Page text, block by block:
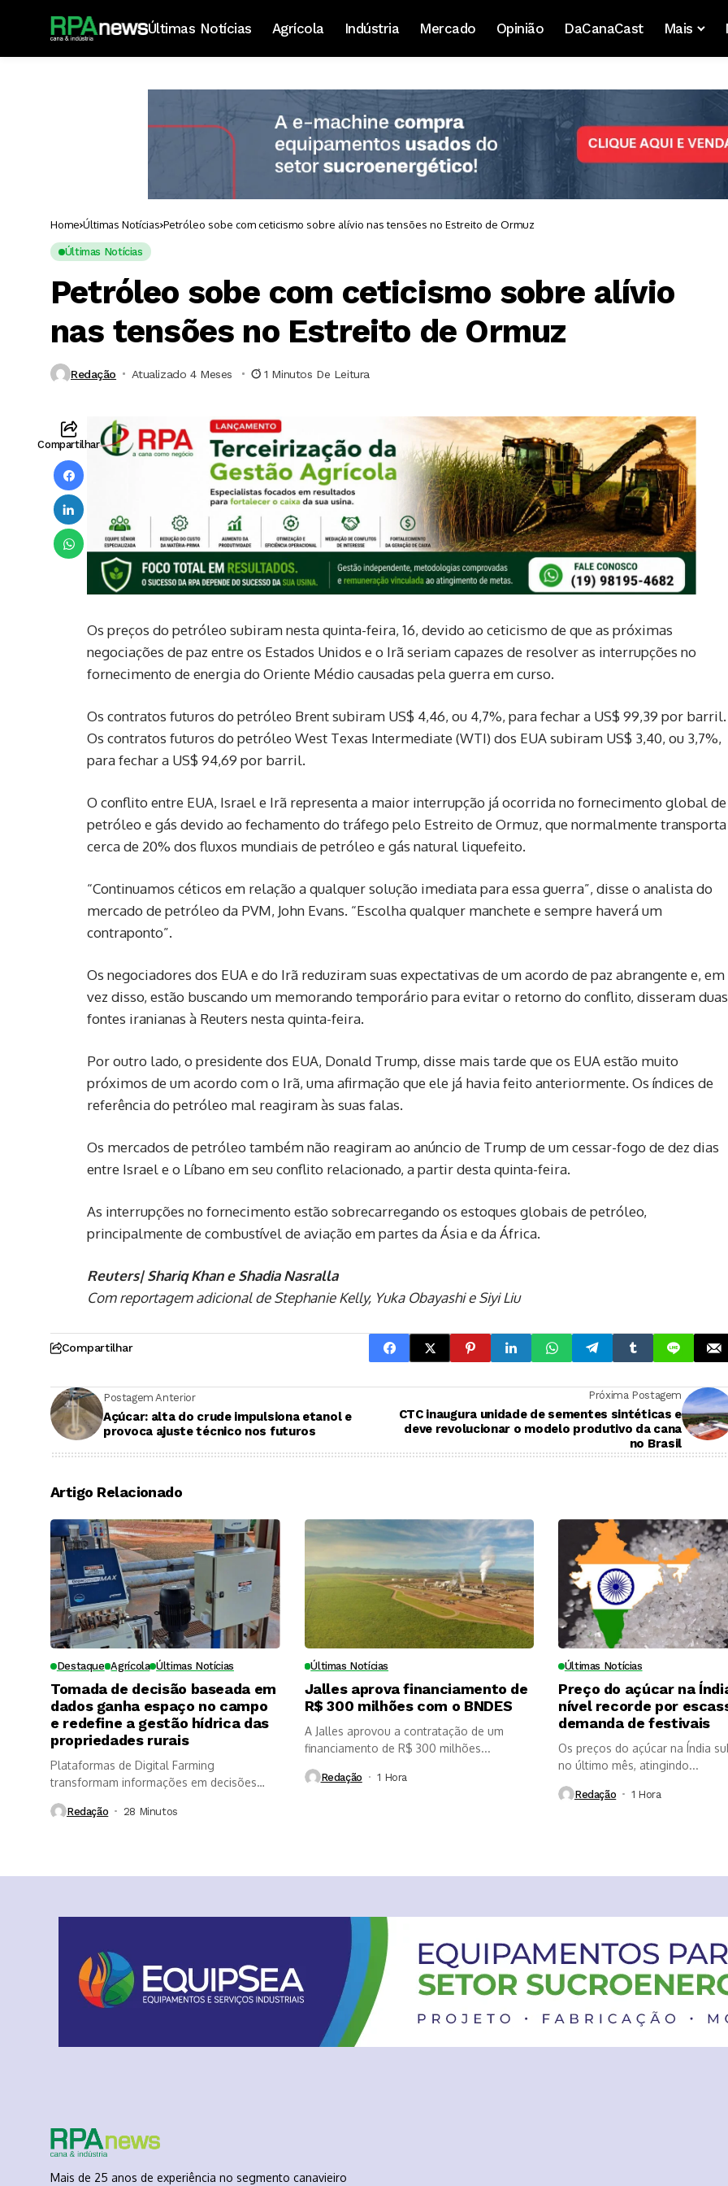
Últimas Notícias Agrícola Indústria Mercado Opinião DaCanaCast Mais
Home Últimas Notícias Petróleo sobe com ceticismo sobre alívio nas tensões no Estreito de Ormuz
Últimas Notícias
Petróleo sobe com ceticismo sobre alívio
nas tensões no Estreito de Ormuz
Redação Atualizado 4 Meses ⁮ 1 Minutos De Leitura
Compartilhar
Os preços do petróleo subiram nesta quinta-feira, 16, devido ao ceticismo de que as próximas
negociações de paz entre os Estados Unidos e o Irã seriam capazes de resolver as interrupções no
fornecimento de energia do Oriente Médio causadas pela ⁠guerra em curso.
Os contratos futuros do petróleo Brent subiram US$ 4,46, ⁠ou 4,7%, para fechar a US$ 99,39 por barril.
Os contratos futuros do petróleo West Texas Intermediate (WTI) dos EUA subiram US$ 3,40, ou 3,7%,
para ‌fechar a US$ 94,69 por barril.
O conflito entre ‌EUA, Israel e Irã representa a maior interrupção já ocorrida no fornecimento global de
petróleo e gás devido ao fechamento do ‌tráfego pelo Estreito de Ormuz, que normalmente transporta
cerca de 20% dos fluxos mundiais de petróleo e gás natural liquefeito.
“Continuamos céticos em relação a qualquer solução imediata para essa guerra”, disse o analista do
mercado de petróleo da PVM, John Evans. “Escolha qualquer manchete e sempre haverá um
contraponto”.
Os negociadores dos EUA e ‌do Irã reduziram suas expectativas de um acordo de paz abrangente e, em
vez disso, estão buscando um memorando temporário para evitar o retorno do conflito, disseram duas
fontes iranianas à ‌Reuters nesta quinta-feira.
Por outro lado, o presidente dos EUA, Donald Trump, disse mais tarde que os EUA estão muito
‌próximos de um acordo com ‌o Irã, uma afirmação que ele já havia feito anteriormente. Os índices ⁠de
referência do petróleo mal reagiram às suas falas.
Os mercados de petróleo também não reagiram ao anúncio de Trump de um cessar-fogo de dez dias
entre Israel e o Líbano em seu conflito relacionado, a partir desta quinta-feira.
As interrupções no fornecimento estão sobrecarregando os estoques globais de petróleo,
principalmente de combustível de aviação em partes da Ásia e da África.
Reuters| Shariq Khan e Shadia Nasralla
Com reportagem adicional de Stephanie Kelly, Yuka Obayashi e Siyi Liu
Compartilhar
Postagem Anterior
Açúcar: alta do crude impulsiona etanol e
provoca ajuste técnico nos futuros
Próxima Postagem
CTC inaugura unidade de sementes sintéticas e
deve revolucionar o modelo produtivo da cana
no Brasil
Artigo Relacionado
Destaque Agrícola Últimas Notícias
Tomada de decisão baseada em
dados ganha espaço no campo
e redefine a gestão hídrica das
propriedades rurais
Plataformas de Digital Farming
transformam informações em decisões
Redação 28 Minutos ⁮
Últimas Notícias
Jalles aprova financiamento de
R$ 300 milhões com o BNDES
A Jalles aprovou a contratação de um
financiamento de R$ 300 milhões...
Redação 1 Hora ⁮
Últimas Notícias
Preço do açúcar na
nível recorde por
demanda de festivais
Os preços do açúcar na Índia
no último mês, atingindo...
Redação 1 Hora ⁮
Mais de 25 anos de experiência no segmento canavieiro